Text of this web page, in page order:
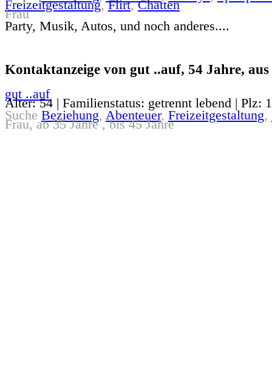
Freizeitgestaltung,Flirt,Chatten
Frau
Party, Musik, Autos, und noch anderes....
Kontaktanzeige von gut ..auf, 54 Jahre, aus
gut ..auf
Alter: 54 | Familienstatus: getrennt lebend | Plz:
Suche Beziehung, Abenteuer, Freizeitgestaltung,
Frau, ab 35 Jahre , bis 45 Jahre